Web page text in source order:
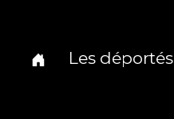
Les déportés